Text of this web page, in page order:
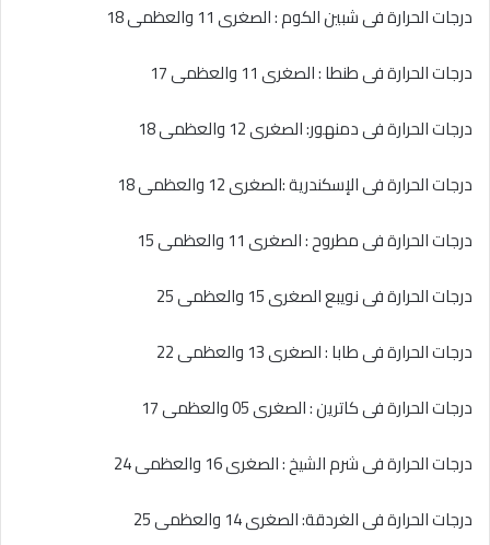
درجات الحرارة فى شبين الكوم : الصغرى 11 والعظمى 18
درجات الحرارة فى طنطا : الصغرى 11 والعظمى 17
درجات الحرارة فى دمنهور: الصغرى 12 والعظمى 18
درجات الحرارة فى الإسكندرية :الصغرى 12 والعظمى 18
درجات الحرارة فى مطروح : الصغرى 11 والعظمى 15
درجات الحرارة فى نويبع الصغرى 15 والعظمى 25
درجات الحرارة فى طابا : الصغرى 13 والعظمى 22
درجات الحرارة فى كاترين : الصغرى 05 والعظمى 17
درجات الحرارة فى شرم الشيخ : الصغرى 16 والعظمى 24
درجات الحرارة فى الغردقة: الصغرى 14 والعظمى 25